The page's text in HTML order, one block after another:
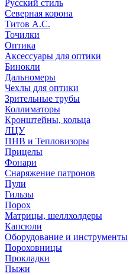
Русский стиль
Северная корона
Титов А.С.
Точилки
Оптика
Аксессуары для оптики
Бинокли
Дальномеры
Чехлы для оптики
Зрительные трубы
Коллиматоры
Кронштейны, кольца
ЛЦУ
ПНВ и Тепловизоры
Прицелы
Фонари
Снаряжение патронов
Пули
Гильзы
Порох
Матрицы, шеллхолдеры
Капсюли
Оборудование и инструменты
Пороховницы
Прокладки
Пыжи